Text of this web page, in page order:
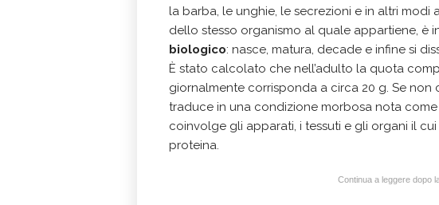
la barba, le unghie, le secrezioni e in altri modi
dello stesso organismo al quale appartiene, è
biologico: nasce, matura, decade e infine si
È stato calcolato che nell’adulto la quota
giornalmente corrisponda a circa 20 g. Se non
traduce in una condizione morbosa nota come
coinvolge gli apparati, i tessuti e gli organi il
proteina.
Continua a leggere dopo